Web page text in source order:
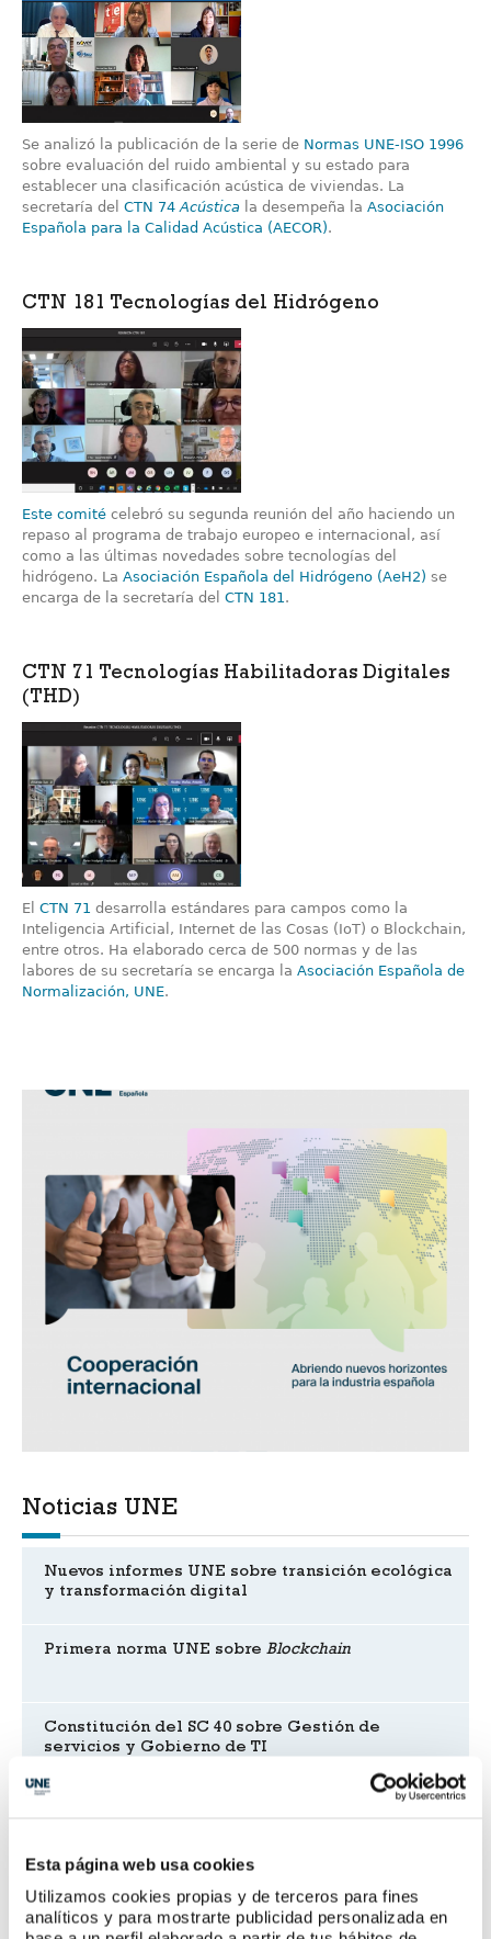
Esta página web usa cookies
Utilizamos cookies propias y de terceros para fines
analíticos y para mostrarte publicidad personalizada en
Se analizó la publicación de la serie de Normas UNE-ISO 1996
sobre evaluación del ruido ambiental y su estado para
establecer una clasificación acústica de viviendas. La
secretaría del CTN 74Acústica la desempeña la Asociación
Española para la Calidad Acústica (AECOR).
CTN 181 Tecnologías del Hidrógeno
Este comité celebró su segunda reunión del año haciendo un
repaso al programa de trabajo europeo e internacional, así
como a las últimas novedades sobre tecnologías del
hidrógeno. La Asociación Española del Hidrógeno (AeH2) se
encarga de la secretaría del CTN 181.
CTN 71 Tecnologías Habilitadoras Digitales
(THD)
El CTN 71 desarrolla estándares para campos como la
Inteligencia Artificial, Internet de las Cosas (IoT) o Blockchain,
entre otros. Ha elaborado cerca de 500 normas y de las
labores de su secretaría se encarga la Asociación Española de
Normalización, UNE.
Noticias UNE
Nuevos informes UNE sobre transición ecológica
y transformación digital
Primera norma UNE sobre Blockchain
Constitución del SC 40 sobre Gestión de
servicios y Gobierno de TI
UNE 41201 IN
Características superficiales de carreteras y